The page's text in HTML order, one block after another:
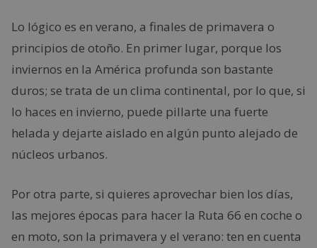
Lo lógico es en verano, a finales de primavera o
principios de otoño. En primer lugar, porque los
inviernos en la América profunda son bastante
duros; se trata de un clima continental, por lo que, si
lo haces en invierno, puede pillarte una fuerte
helada y dejarte aislado en algún punto alejado de
núcleos urbanos.
Por otra parte, si quieres aprovechar bien los días,
las mejores épocas para hacer la Ruta 66 en coche o
en moto, son la primavera y el verano: ten en cuenta